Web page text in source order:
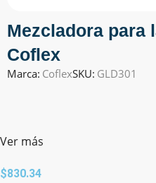
Mezcladora para
Coflex
Marca: CoflexSKU: GLD301
Ver más
$830.34